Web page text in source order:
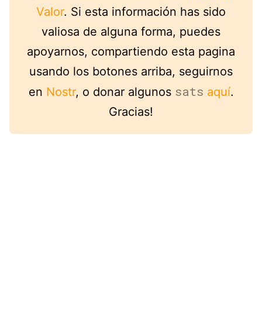
Valor. Si esta información has sido
valiosa de alguna forma, puedes
apoyarnos, compartiendo esta pagina
usando los botones arriba, seguirnos
en Nostr, o donar algunos sats aquí.
Gracias!